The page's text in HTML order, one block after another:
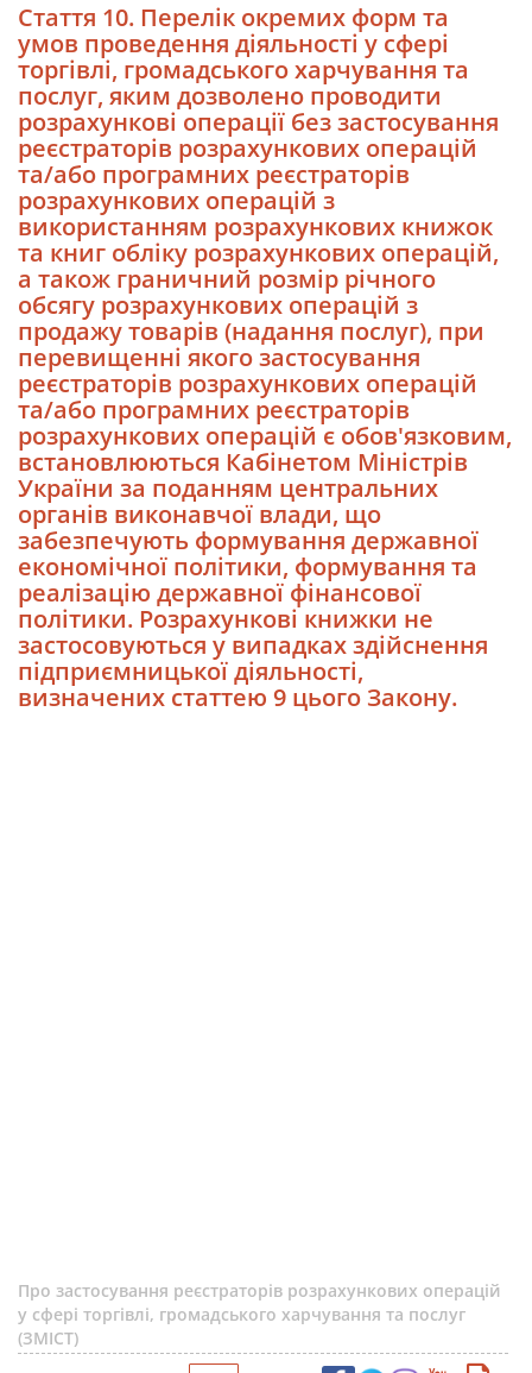
Стаття 10. Перелік окремих форм та
умов проведення діяльності у сфері
торгівлі, громадського харчування та
послуг, яким дозволено проводити
розрахункові операції без застосування
реєстраторів розрахункових операцій
та/або програмних реєстраторів
розрахункових операцій з
використанням розрахункових книжок
та книг обліку розрахункових операцій,
а також граничний розмір річного
обсягу розрахункових операцій з
продажу товарів (надання послуг), при
перевищенні якого застосування
реєстраторів розрахункових операцій
та/або програмних реєстраторів
розрахункових операцій є обов'язковим,
встановлюються Кабінетом Міністрів
України за поданням центральних
органів виконавчої влади, що
забезпечують формування державної
економічної політики, формування та
реалізацію державної фінансової
політики. Розрахункові книжки не
застосовуються у випадках здійснення
підприємницької діяльності,
визначених статтею 9 цього Закону.
Про застосування реєстраторів розрахункових операцій
у сфері торгівлі, громадського харчування та послуг
(ЗМІСТ)